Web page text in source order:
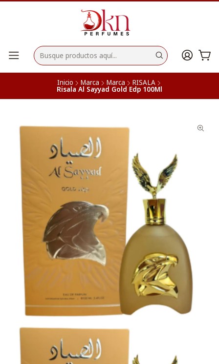
Inicio Marca Marca RISALA
Risala Al Sayyad Gold Edp 100Ml